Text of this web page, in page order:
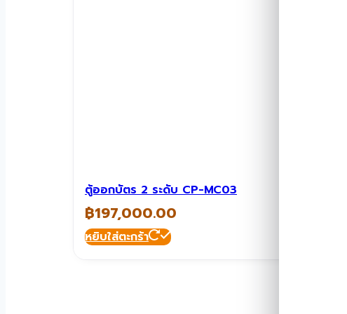
ตู้ออกบัตร 2 ระดับ CP-MC03
฿197,000.00
หยิบใส่ตะกร้า